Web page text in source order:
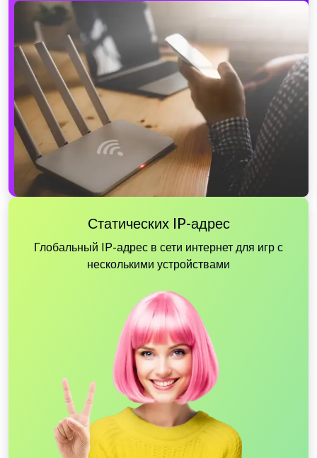
Статических IP-адрес
Глобальный IP-адрес в сети интернет для игр с
несколькими устройствами